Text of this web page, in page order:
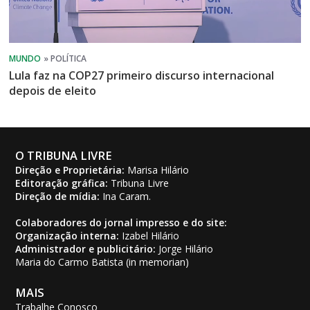
Lula faz na COP27 primeiro discurso internacional
depois de eleito
O TRIBUNA LIVRE
Direção e Proprietária: Marisa Hilário
Editoração gráfica: Tribuna Livre
Direção de mídia: Ina Caram.
Colaboradores do jornal impresso e do site:
Organização interna: Izabel Hilário
Administrador e publicitário: Jorge Hilário
Maria do Carmo Batista (in memorian)
MAIS
Trabalhe Conosco